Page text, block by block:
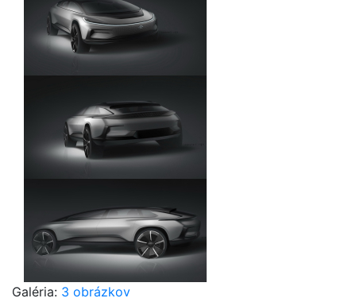
Galéria: 3 obrázkov